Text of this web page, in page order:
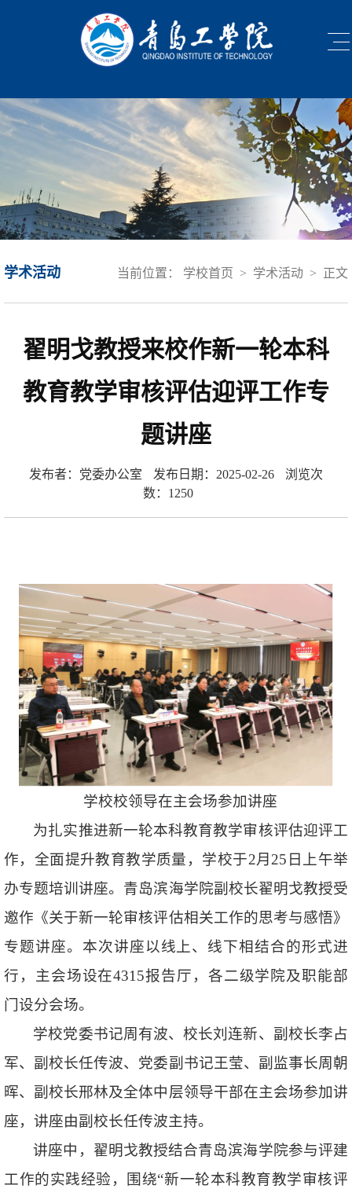
当前位置： 学校首页 > 学术活动 > 正文
学术活动
翟明戈教授来校作新一轮本科
教育教学审核评估迎评工作专
题讲座
发布者：党委办公室 发布日期：2025-02-26
浏览次
数： 1250
学校校领导在主会场参加讲座
为扎实推进新一轮本科教育教学审核评估迎评工
作，全面提升教育教学质量，学校于2月25日上午举
办专题培训讲座。青岛滨海学院副校长翟明戈教授受
邀作《关于新一轮审核评估相关工作的思考与感悟》
专题讲座。本次讲座以线上、线下相结合的形式进
行，主会场设在4315报告厅，各二级学院及职能部
门设分会场。
学校党委书记周有波、校长刘连新、副校长李占
军、副校长任传波、党委副书记王莹、副监事长周朝
晖、副校长邢林及全体中层领导干部在主会场参加讲
座，讲座由副校长任传波主持。
讲座中，翟明戈教授结合青岛滨海学院参与评建
工作的实践经验，围绕“新一轮本科教育教学审核评